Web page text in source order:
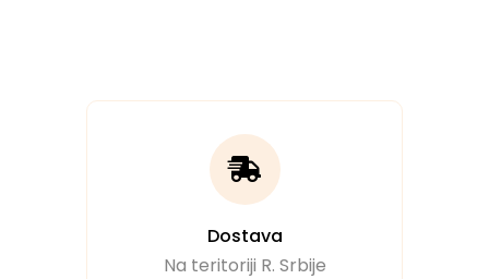
Dostava
Na teritoriji R. Srbije